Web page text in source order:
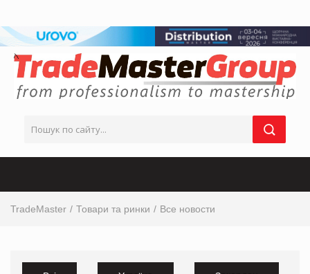
TradeMaster Товари та ринки Все новости